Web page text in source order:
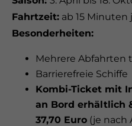
Fahrtzeit: ab 15
Besonderheiten:
Mehrere Abfahrten
Barrierefreie Schiffe
Kombi-Ticket mit
an Bord erhältlich
37,70 Euro (je nach